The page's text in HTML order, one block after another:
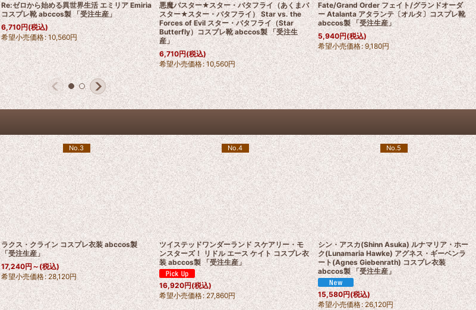
Re:ゼロから始める異世界生活 エミリア Emiria
コスプレ靴 abccos製 「受注生産」
6,710円(税込)
希望小売価格: 10,560円
悪魔バスター★スター・バタフライ（あくまバ
スター★スター・バタフライ） Star vs. the
Forces of Evil スター・バタフライ（Star
Butterfly）コスプレ靴 abccos製 「受注生
産」
6,710円(税込)
希望小売価格: 10,560円
Fate/Grand Order フェイト/グランドオーダ
ー Atalanta アタランテ〔オルタ〕コスプレ靴
abccos製 「受注生産」
5,940円(税込)
希望小売価格: 9,180円
No.3
ラクス・クライン コスプレ衣装 abccos製
「受注生産」
17,240円～(税込)
希望小売価格: 28,120円
No.4
ツイステッドワンダーランド スケアリー・モ
ンスターズ！ リドル エース ケイト コスプレ衣
装 abccos製 「受注生産」
16,920円(税込)
希望小売価格: 27,860円
No.5
シン・アスカ(Shinn Asuka) ルナマリア・ホー
ク(Lunamaria Hawke) アグネス・ギーベンラ
ート(Agnes Giebenrath) コスプレ衣装
abccos製 「受注生産」
15,580円(税込)
希望小売価格: 26,120円